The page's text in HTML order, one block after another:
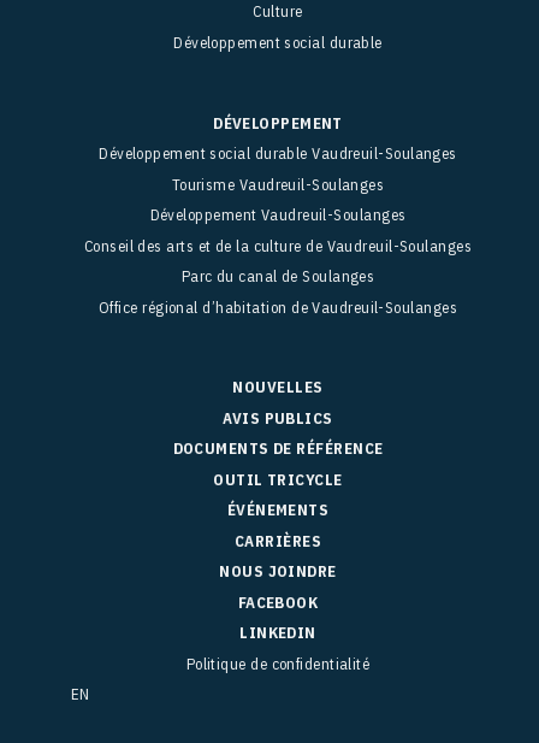
Culture
Développement social durable
DÉVELOPPEMENT
Développement social durable Vaudreuil-Soulanges
Tourisme Vaudreuil-Soulanges
Développement Vaudreuil-Soulanges
Conseil des arts et de la culture de Vaudreuil-Soulanges
Parc du canal de Soulanges
Office régional d’habitation de Vaudreuil-Soulanges
NOUVELLES
AVIS PUBLICS
DOCUMENTS DE RÉFÉRENCE
OUTIL TRICYCLE
ÉVÉNEMENTS
CARRIÈRES
NOUS JOINDRE
FACEBOOK
LINKEDIN
Politique de confidentialité
EN